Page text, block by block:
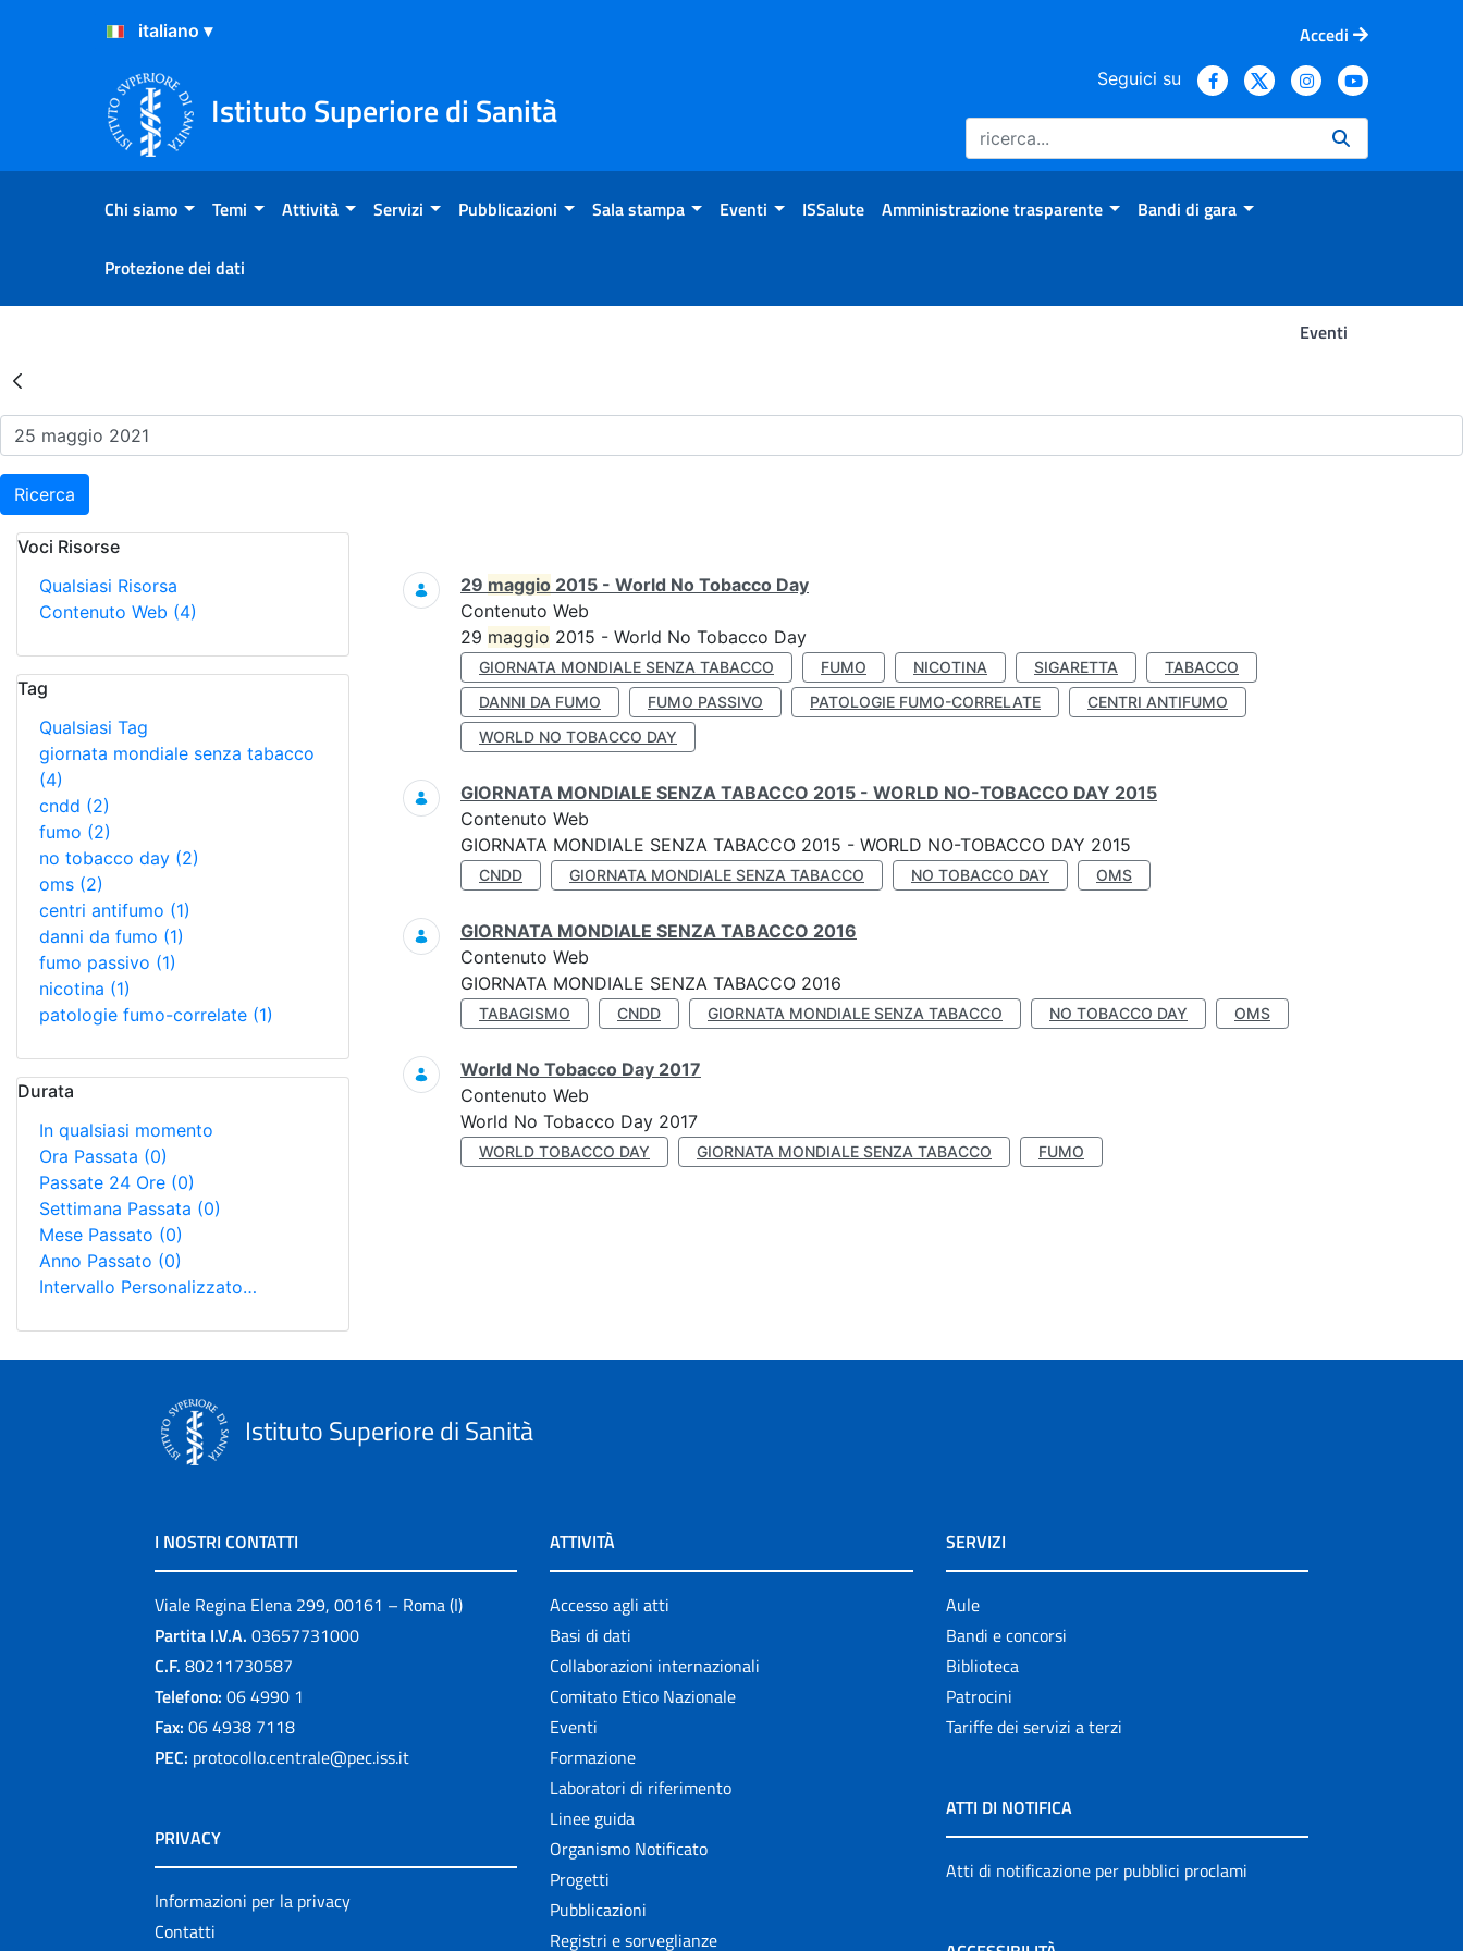
Salta al Contenuto
Salta al Footer
Accedi
Istituto Superiore di Sanità
Seguici su
Chi siamo Temi Attività Servizi Pubblicazioni Sala stampa Eventi ISSalute Amministrazione trasparente Bandi di gara
Protezione dei dati
Eventi
Risultati della Ricerca - Eventi
Ricerca
Voci Risorse
Qualsiasi Risorsa
Contenuto Web (4)
Tag
Qualsiasi Tag
giornata mondiale senza tabacco
(4)
cndd (2)
fumo (2)
no tobacco day (2)
oms (2)
centri antifumo (1)
danni da fumo (1)
fumo passivo (1)
nicotina (1)
patologie fumo-correlate (1)
Durata
In qualsiasi momento
Ora Passata (0)
Passate 24 Ore (0)
Settimana Passata (0)
Mese Passato (0)
Anno Passato (0)
Intervallo Personalizzato…
Ricerca
29 maggio 2015 - World No Tobacco Day
Contenuto Web
29 maggio 2015 - World No Tobacco Day
GIORNATA MONDIALE SENZA TABACCO FUMO NICOTINA SIGARETTA
TABACCO
DANNI DA FUMO
FUMO PASSIVO PATOLOGIE FUMO-CORRELATE
CENTRI ANTIFUMO
WORLD NO TOBACCO DAY
GIORNATA MONDIALE SENZA TABACCO 2015 - WORLD NO-TOBACCO DAY 2015
Contenuto Web
GIORNATA MONDIALE SENZA TABACCO 2015 - WORLD NO-TOBACCO DAY 2015
CNDD GIORNATA MONDIALE SENZA TABACCO NO TOBACCO DAY OMS
GIORNATA MONDIALE SENZA TABACCO 2016
Contenuto Web
GIORNATA MONDIALE SENZA TABACCO 2016
TABAGISMO CNDD GIORNATA MONDIALE SENZA TABACCO NO TOBACCO DAY OMS
World No Tobacco Day 2017
Contenuto Web
World No Tobacco Day 2017
WORLD TOBACCO DAY GIORNATA MONDIALE SENZA TABACCO FUMO
Istituto Superiore di Sanità
I NOSTRI CONTATTI
Viale Regina Elena 299, 00161 – Roma (I)
Partita I.V.A. 03657731000
C.F. 80211730587
Telefono: 06 4990 1
Fax: 06 4938 7118
PEC: protocollo.centrale@pec.iss.it
PRIVACY
Informazioni per la privacy
Contatti
ATTIVITÀ
Accesso agli atti
Basi di dati
Collaborazioni internazionali
Comitato Etico Nazionale
Eventi
Formazione
Laboratori di riferimento
Linee guida
Organismo Notificato
Progetti
Pubblicazioni
Registri e sorveglianze
SERVIZI
Aule
Bandi e concorsi
Biblioteca
Patrocini
Tariffe dei servizi a terzi
ATTI DI NOTIFICA
Atti di notificazione per pubblici proclami